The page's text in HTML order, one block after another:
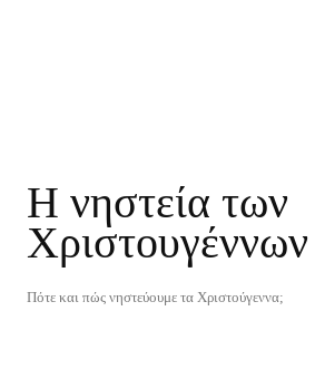
Η νηστεία των
Χριστουγέννων
Πότε και πώς νηστεύουμε τα Χριστούγεννα;